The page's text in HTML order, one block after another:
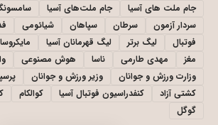
جام ملت های آسیا
جام ملت‌های آسیا
سردار آزمون
سرطان سپاهان شیائومی
فوتبال
لیگ برتر لیگ قهرمانان آسیا
مغز
مهدی طارمی ناسا هوش مصنوعی
وزارت ورزش و جوانان
وزیر ورزش و جوانان
کشتی آزاد
کنفدراسیون فوتبال آسیا کوالکام
گوگل